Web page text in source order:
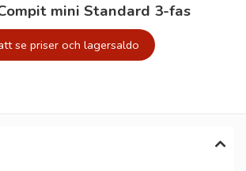
mini Standard 3-fas
se priser och lagersaldo